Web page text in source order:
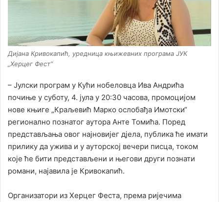
Дијана Кривокапић, уредница књижевних програма ЈУК
„Херцег Фест“
– Јулски програм у Кући нобеловца Ива Андрића
почиње у суботу, 4. јула у 20:30 часова, промоцијом
нове књиге „Краљевић Марко ослобађа Имотски“
регионално познатог аутора Анте Томића. Поред
представљања овог најновијег дјела, публика ће имати
прилику да ужива и у ауторској вечери писца, током
које ће бити представљени и његови други познати
романи, најавила је Кривокапић.
Организатори из Херцег Феста, према ријечима